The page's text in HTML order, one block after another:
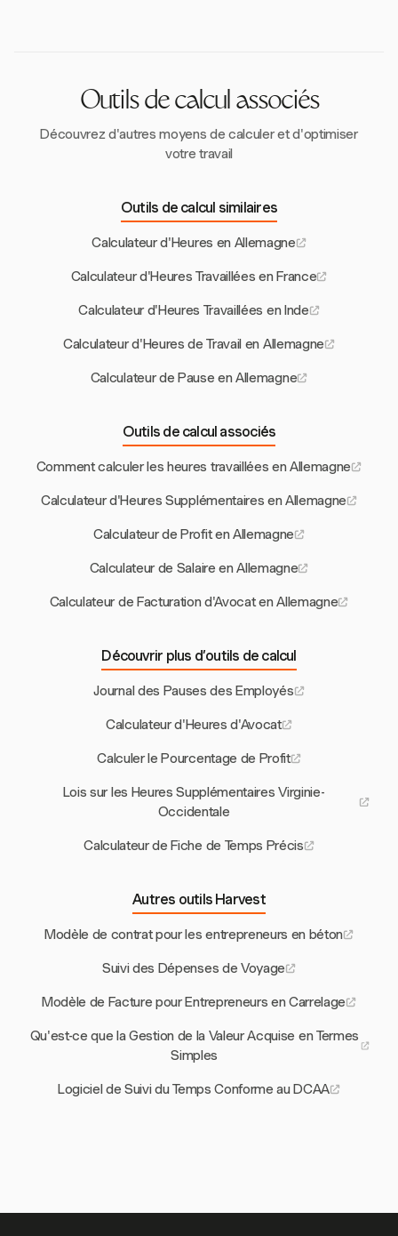
Outils de calcul associés
Découvrez d'autres moyens de calculer et d'optimiser
votre travail
Outils de calcul similaires
Calculateur d'Heures en Allemagne
Calculateur d'Heures Travaillées en France
Calculateur d'Heures Travaillées en Inde
Calculateur d'Heures de Travail en Allemagne
Calculateur de Pause en Allemagne
Outils de calcul associés
Comment calculer les heures travaillées en Allemagne
Calculateur d'Heures Supplémentaires en Allemagne
Calculateur de Profit en Allemagne
Calculateur de Salaire en Allemagne
Calculateur de Facturation d'Avocat en Allemagne
Découvrir plus d’outils de calcul
Journal des Pauses des Employés
Calculateur d'Heures d'Avocat
Calculer le Pourcentage de Profit
Lois sur les Heures Supplémentaires Virginie-
Occidentale
Calculateur de Fiche de Temps Précis
Autres outils Harvest
Modèle de contrat pour les entrepreneurs en béton
Suivi des Dépenses de Voyage
Modèle de Facture pour Entrepreneurs en Carrelage
Qu'est-ce que la Gestion de la Valeur Acquise en Termes
Simples
Logiciel de Suivi du Temps Conforme au DCAA